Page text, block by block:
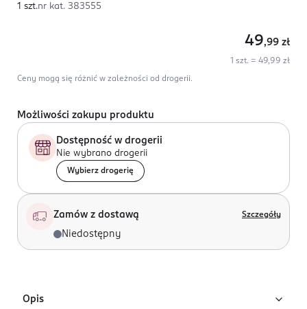
1 szt.nr kat. 383555
49,99 zł
1 szt. = 49,99 zł
Ceny mogą się różnić w zależności od drogerii.
Możliwości zakupu produktu
Dostępność w drogerii
Nie wybrano drogerii
Wybierz drogerię
Zamów z dostawą Szczegóły
Niedostępny
Opis